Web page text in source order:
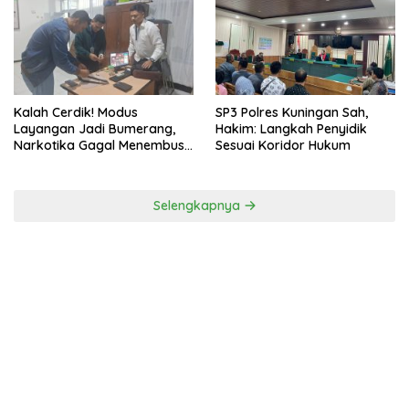
Kalah Cerdik! Modus
Layangan Jadi Bumerang,
Narkotika Gagal Menembus
SP3 Polres Kuningan Sah,
Hakim: Langkah Penyidik
Sesuai Koridor Hukum
Selengkapnya